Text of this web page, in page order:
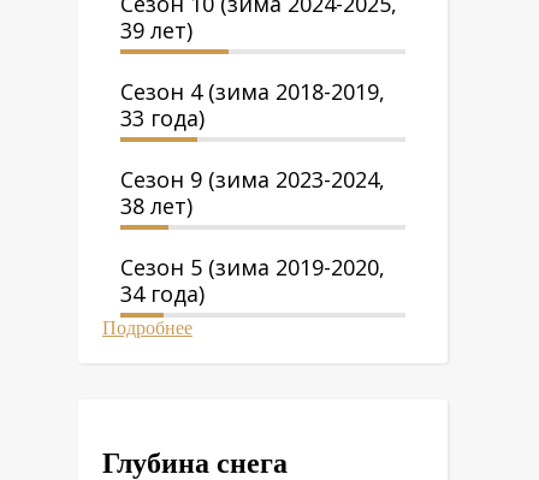
39 лет)
Сезон 4 (зима 2018-2019,
33 года)
Сезон 9 (зима 2023-2024,
38 лет)
Сезон 5 (зима 2019-2020,
34 года)
Подробнее
Глубина снега